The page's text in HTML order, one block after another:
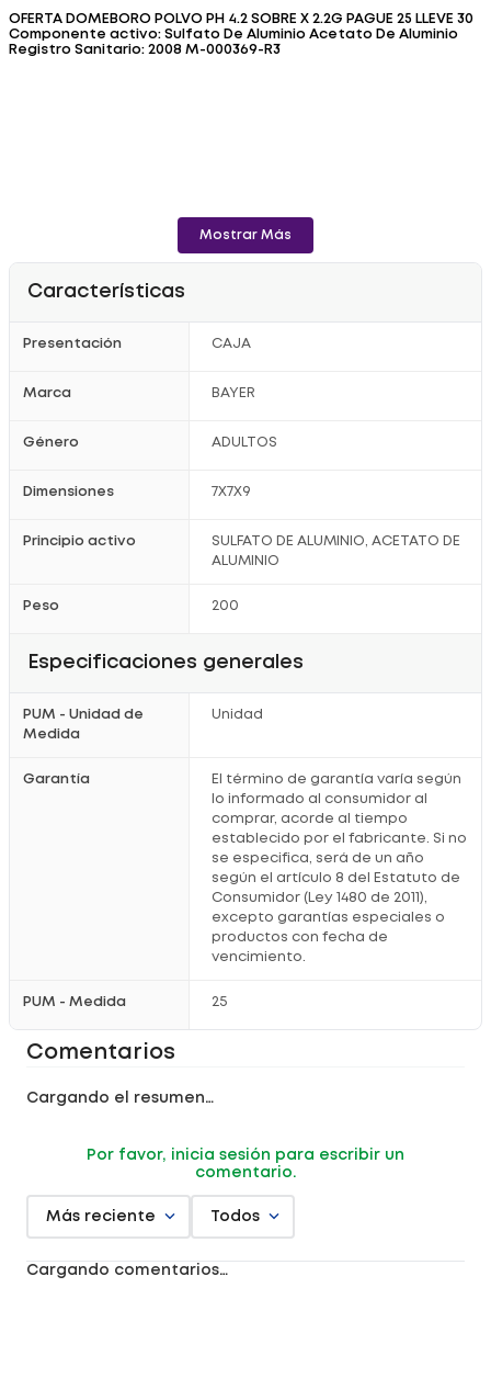
OFERTA DOMEBORO POLVO PH 4.2 SOBRE X 2.2G PAGUE 25 LLEVE 30
Componente activo: Sulfato De Aluminio Acetato De Aluminio
Registro Sanitario: 2008 M-000369-R3
Mostrar Más
Características
Presentación CAJA
Marca BAYER
Género ADULTOS
Dimensiones 7X7X9
Principio activo
SULFATO DE ALUMINIO, ACETATO DE
ALUMINIO
Peso 200
Especificaciones generales
PUM - Unidad de
Medida
Unidad
Garantía
El término de garantía varía según
lo informado al consumidor al
comprar, acorde al tiempo
establecido por el fabricante. Si no
se especifica, será de un año
según el artículo 8 del Estatuto de
Consumidor (Ley 1480 de 2011),
excepto garantías especiales o
productos con fecha de
vencimiento.
PUM - Medida 25
Comentarios
Cargando el resumen…
Por favor, inicia sesión para escribir un
comentario.
Más reciente Todos
Cargando comentarios…